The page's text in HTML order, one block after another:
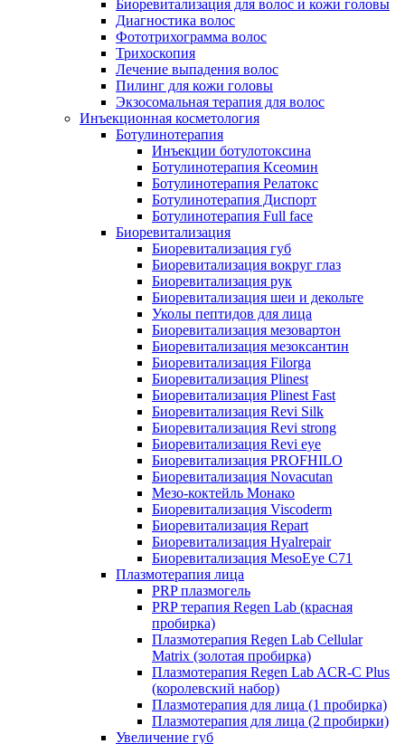
Биоревитализация для волос и кожи головы
Диагностика волос
Фототрихограмма волос
Трихоскопия
Лечение выпадения волос
Пилинг для кожи головы
Экзосомальная терапия для волос
Инъекционная косметология
Ботулинотерапия
Инъекции ботулотоксина
Ботулинотерапия Ксеомин
Ботулинотерапия Релатокс
Ботулинотерапия Диспорт
Ботулинотерапия Full face
Биоревитализация
Биоревитализация губ
Биоревитализация вокруг глаз
Биоревитализация рук
Биоревитализация шеи и декольте
Уколы пептидов для лица
Биоревитализация мезовартон
Биоревитализация мезоксантин
Биоревитализация Filorga
Биоревитализация Plinest
Биоревитализация Plinest Fast
Биоревитализация Revi Silk
Биоревитализация Revi strong
Биоревитализация Revi eye
Биоревитализация PROFHILO
Биоревитализация Novacutan
Мезо-коктейль Монако
Биоревитализация Viscoderm
Биоревитализация Repart
Биоревитализация Hyalrepair
Биоревитализация MesoEye C71
Плазмотерапия лица
PRP плазмогель
PRP терапия Regen Lab (красная
пробирка)
Плазмотерапия Regen Lab Cellular
Matrix (золотая пробирка)
Плазмотерапия Regen Lab ACR-C Plus
(королевский набор)
Плазмотерапия для лица (1 пробирка)
Плазмотерапия для лица (2 пробирки)
Увеличение губ